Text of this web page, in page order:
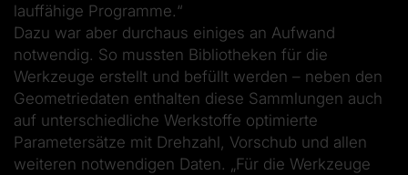
lauffähige Programme.“
Dazu war aber durchaus einiges an Aufwand
notwendig. So mussten Bibliotheken für die
Werkzeuge erstellt und befüllt werden – neben den
Geometriedaten enthalten diese Sammlungen auch
auf unterschiedliche Werkstoffe optimierte
Parametersätze mit Drehzahl, Vorschub und allen
weiteren notwendigen Daten. „Für die Werkzeuge